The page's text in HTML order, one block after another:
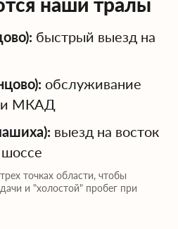
быстрый выезд на
обслуживание
и МКАД
выезд на восток
точках области, чтобы
и "холостой" пробег при